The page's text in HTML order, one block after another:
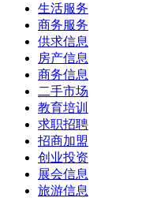
生活服务
商务服务
供求信息
房产信息
商务信息
二手市场
教育培训
求职招聘
招商加盟
创业投资
展会信息
旅游信息